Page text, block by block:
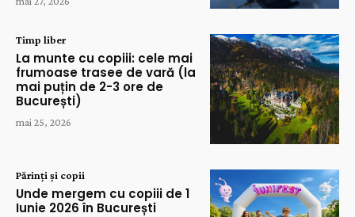
Timp liber
La munte cu copiii: cele mai
frumoase trasee de vară (la
mai puțin de 2-3 ore de
București)
mai 25, 2026
Părinți și copii
Unde mergem cu copiii de 1
Iunie 2026 în București